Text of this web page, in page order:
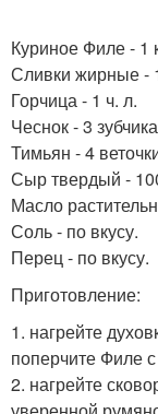
Куриное Филе - 1
Сливки жирные -
Горчица - 1 ч. л.
Чеснок - 3
Тимьян - 4
Сыр твердый -
Масло
Соль - по вкусу.
Перец - по вкусу.
Приготовление:
1. нагрейте
поперчите Филе
2. нагрейте